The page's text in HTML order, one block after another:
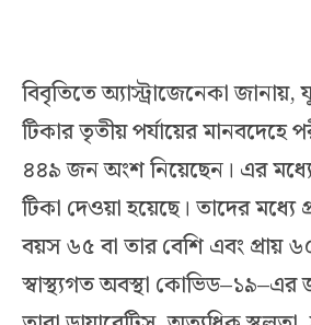
বিবৃতিতে অ্যাস্ট্রাজেনেকা জানায়,
টিকার তৃতীয় পর্যায়ের মানবদেহে
৪৪৯ জন অংশ নিয়েছেন। এর
টিকা দেওয়া হয়েছে। তাদের মধ্যে
বয়স ৬৫ বা তার বেশি এবং প্রায়
স্বাস্থ্যগত অবস্থা